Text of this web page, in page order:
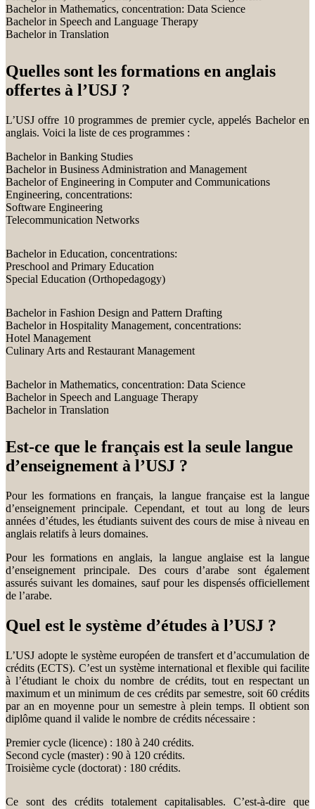
Bachelor in Mathematics, concentration: Data Science
Bachelor in Speech and Language Therapy
Bachelor in Translation
Quelles sont les formations en anglais
offertes à l’USJ ?
L’USJ offre 10 programmes de premier cycle, appelés Bachelor en
anglais. Voici la liste de ces programmes :
Bachelor in Banking Studies
Bachelor in Business Administration and Management
Bachelor of Engineering in Computer and Communications
Engineering, concentrations:
Software Engineering
Telecommunication Networks
Bachelor in Education, concentrations:
Preschool and Primary Education
Special Education (Orthopedagogy)
Bachelor in Fashion Design and Pattern Drafting
Bachelor in Hospitality Management, concentrations:
Hotel Management
Culinary Arts and Restaurant Management
Bachelor in Mathematics, concentration: Data Science
Bachelor in Speech and Language Therapy
Bachelor in Translation
Est-ce que le français est la seule langue
d’enseignement à l’USJ ?
Pour les formations en français, la langue française est la langue
d’enseignement principale. Cependant, et tout au long de leurs
années d’études, les étudiants suivent des cours de mise à niveau en
anglais relatifs à leurs domaines.
Pour les formations en anglais, la langue anglaise est la langue
d’enseignement principale. Des cours d’arabe sont également
assurés suivant les domaines, sauf pour les dispensés officiellement
de l’arabe.
Quel est le système d’études à l’USJ ?
L’USJ adopte le système européen de transfert et d’accumulation de
crédits (ECTS). C’est un système international et flexible qui facilite
à l’étudiant le choix du nombre de crédits, tout en respectant un
maximum et un minimum de ces crédits par semestre, soit 60 crédits
par an en moyenne pour un semestre à plein temps. Il obtient son
diplôme quand il valide le nombre de crédits nécessaire :
Premier cycle (licence) : 180 à 240 crédits.
Second cycle (master) : 90 à 120 crédits.
Troisième cycle (doctorat) : 180 crédits.
Ce sont des crédits totalement capitalisables. C’est-à-dire que